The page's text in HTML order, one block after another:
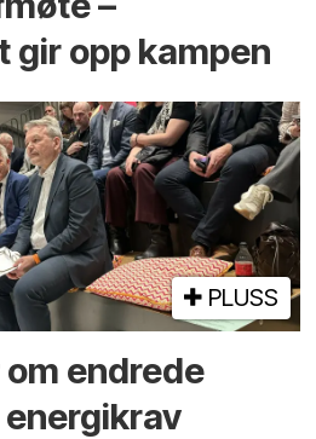
gir opp kampen
PLUSS
om endrede